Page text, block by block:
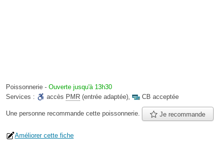
Poissonnerie - Ouverte jusqu'à 13h30
Services :
accès PMR (entrée adaptée), CB acceptée
Une personne recommande cette poissonnerie. Je recommande
Améliorer cette fiche